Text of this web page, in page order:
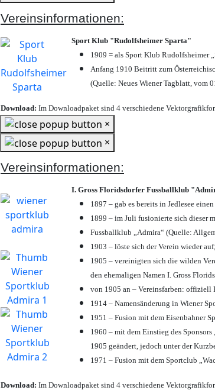
Vereinsinformationen:
Sport Klub "Rudolfsheimer Sparta"
1909 = als Sport Klub Rudolfsheimer
Anfang 1910 Beitritt zum
(Quelle: Neues Wiener Tagblatt, vom
Download: Im Downloadpaket sind 4 verschiedene
×
×
Vereinsinformationen:
I. Gross Floridsdorfer Fussballklub
1897 – gab es bereits in Jedlesee
1899 – im Juli fusionierte sich dieser
Fussballklub „Admira“ (Quelle:
1903 – löste sich der Verein wieder auf;
1905 – vereinigten sich die wilden
den ehemaligen Namen I. Gross
von 1905 an – Vereinsfarben: offiziell
1914 – Namensänderung in Wiener
1951 – Fusion mit dem Eisenbahner
1960 – mit dem Einstieg des
1905 geändert, jedoch unter der
1971 – Fusion mit dem Sportclub
Download: Im Downloadpaket sind 4 verschiedene